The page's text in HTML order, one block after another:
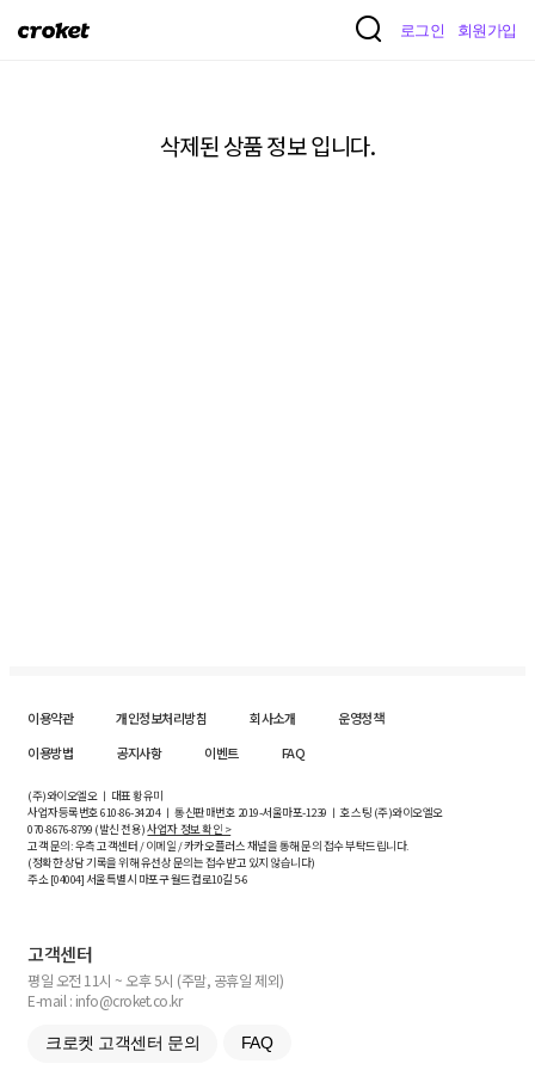
크
로그인 회원가입
삭제된 상품 정보 입니다.
이용약관 개인정보처리방침 회사소개
운영정책
이용방법
공지사항 이벤트 FAQ
(주)와이오엘오 ㅣ 대표 황유미
사업자등록번호610-86-34204ㅣ 통신판매번호 2019-서울마포-1239 ㅣ 호스팅 (주)와이오엘오
070-8676-8799 (발신 전용)사업자 정보 확인 >
고객 문의: 우측 고객센터 / 이메일 / 카카오플러스 채널을 통해 문의 접수 부탁드립니다.
(정확한 상담 기록을 위해 유선상 문의는 접수받고 있지 않습니다)
주소 [04004] 서울특별시 마포구 월드컵로10길5-6
고객센터
평일 오전 11시 ~ 오후 5시 (주말, 공휴일 제외)
E-mail : info@croket.co.kr
크로켓 고객센터 문의 FAQ